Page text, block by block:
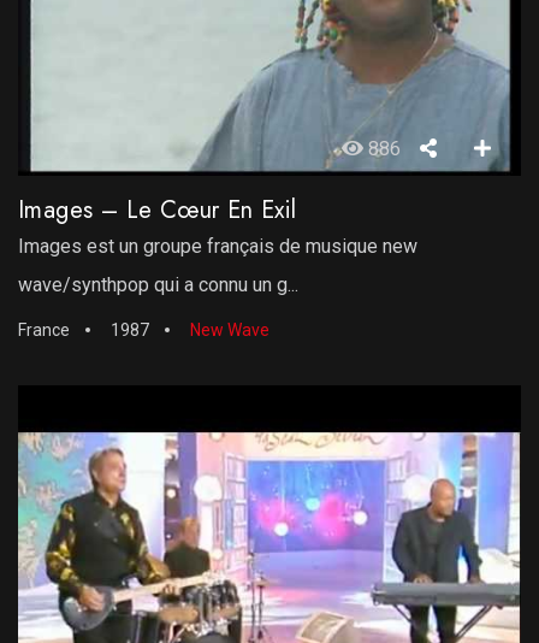
886
Images – Le Cœur En Exil
Images est un groupe français de musique new
wave/synthpop qui a connu un g...
France 1987 New Wave